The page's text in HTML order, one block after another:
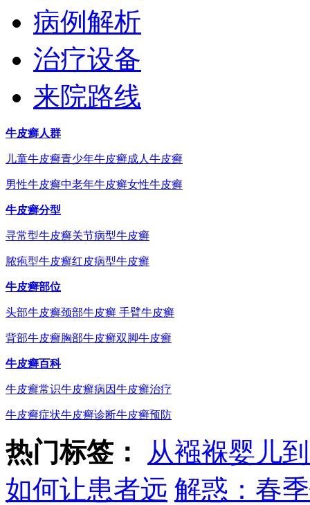
病例解析
治疗设备
来院路线
牛皮癣人群
儿童牛皮癣青少年牛皮癣成人牛皮癣
男性牛皮癣中老年牛皮癣女性牛皮癣
牛皮癣分型
寻常型牛皮癣关节病型牛皮癣
脓疱型牛皮癣红皮病型牛皮癣
牛皮癣部位
头部牛皮癣颈部牛皮癣 手臂牛皮癣
背部牛皮癣胸部牛皮癣双脚牛皮癣
牛皮癣百科
牛皮癣常识牛皮癣病因牛皮癣治疗
牛皮癣症状牛皮癣诊断牛皮癣预防
热门标签：
从襁褓婴儿
如何让患者远 解惑：春